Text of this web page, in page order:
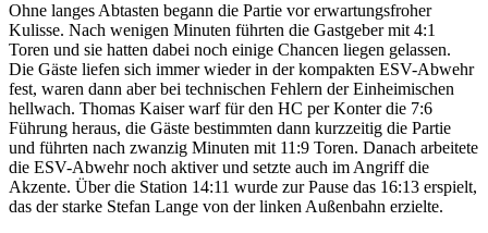
Ohne langes Abtasten begann die Partie vor erwartungsfroher
Kulisse. Nach wenigen Minuten führten die Gastgeber mit 4:1
Toren und sie hatten dabei noch einige Chancen liegen gelassen.
Die Gäste liefen sich immer wieder in der kompakten ESV-Abwehr
fest, waren dann aber bei technischen Fehlern der Einheimischen
hellwach. Thomas Kaiser warf für den HC per Konter die 7:6
Führung heraus, die Gäste bestimmten dann kurzzeitig die Partie
und führten nach zwanzig Minuten mit 11:9 Toren. Danach arbeitete
die ESV-Abwehr noch aktiver und setzte auch im Angriff die
Akzente. Über die Station 14:11 wurde zur Pause das 16:13 erspielt,
das der starke Stefan Lange von der linken Außenbahn erzielte.